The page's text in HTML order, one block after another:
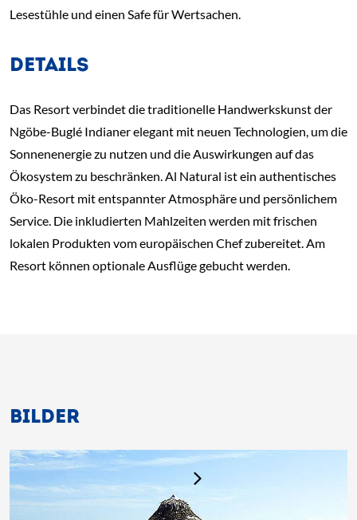
Lesestühle und einen Safe für Wertsachen.
DETAILS
Das Resort verbindet die traditionelle Handwerkskunst der
Ngöbe-Buglé Indianer elegant mit neuen Technologien, um die
Sonnenenergie zu nutzen und die Auswirkungen auf das
Ökosystem zu beschränken. Al Natural ist ein authentisches
Öko-Resort mit entspannter Atmosphäre und persönlichem
Service. Die inkludierten Mahlzeiten werden mit frischen
lokalen Produkten vom europäischen Chef zubereitet. Am
Resort können optionale Ausflüge gebucht werden.
BILDER